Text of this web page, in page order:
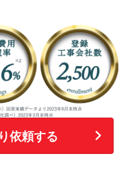
依頼する